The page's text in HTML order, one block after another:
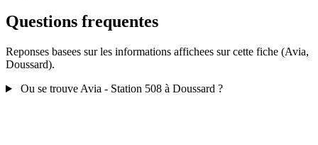
Questions frequentes
Reponses basees sur les informations affichees sur cette fiche (Avia,
Doussard).
Ou se trouve Avia - Station 508 à Doussard ?